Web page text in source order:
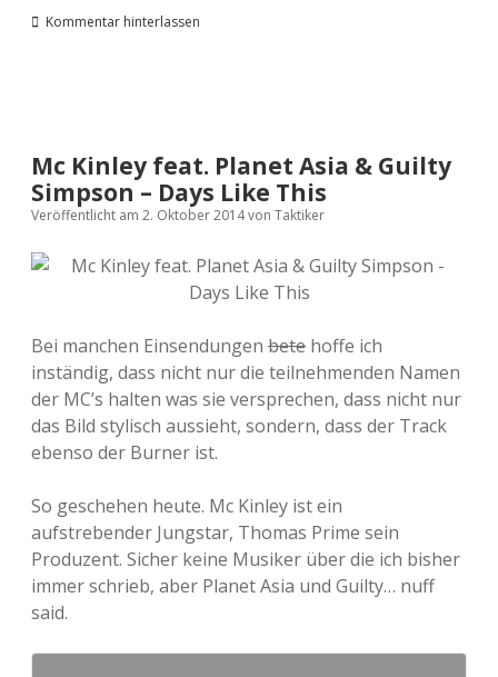
Kommentar hinterlassen
Mc Kinley feat. Planet Asia & Guilty
Simpson – Days Like This
Veröffentlicht am 2. Oktober 2014von Taktiker
Bei manchen Einsendungen bete hoffe ich
inständig, dass nicht nur die teilnehmenden Namen
der MC’s halten was sie versprechen, dass nicht nur
das Bild stylisch aussieht, sondern, dass der Track
ebenso der Burner ist.
So geschehen heute. Mc Kinley ist ein
aufstrebender Jungstar, Thomas Prime sein
Produzent. Sicher keine Musiker über die ich bisher
immer schrieb, aber Planet Asia und Guilty… nuff
said.